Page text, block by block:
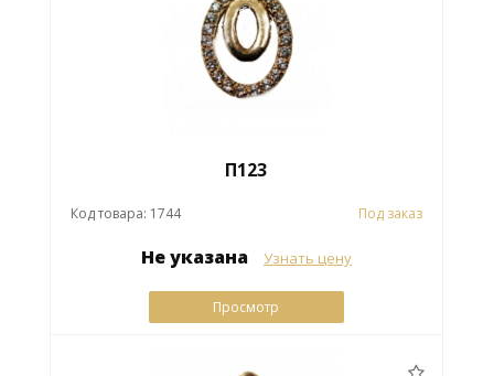
П123
Код товара: 1744 Под заказ
Не указана Узнать цену
Просмотр